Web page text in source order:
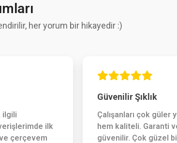
her yorum bir hikayedir :)
ilgili
ilk
çerçevem
Güvenilir Şıklık
Çalışanları çok güler
hem kaliteli. Garanti
güvenilir. Çok güzel